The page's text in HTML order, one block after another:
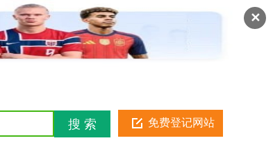
✕
注册 登录 金币俱乐部
免费登记网站
搜 索